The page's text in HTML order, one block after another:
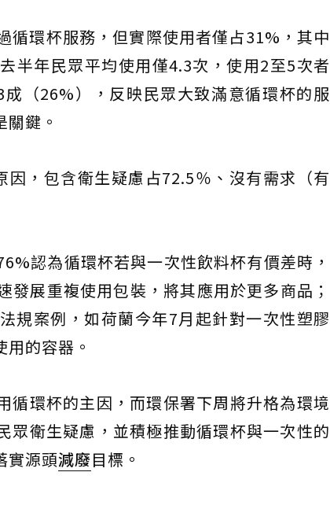
循環杯服務，但實際使用者僅占31%，其中
半年民眾平均使用僅4.3次，使用2至5次者
（26%），反映民眾大致滿意循環杯的服
鍵。
，包含衛生疑慮占72.5％、沒有需求（有
認為循環杯若與一次性飲料杯有價差時，
展重複使用包裝，將其應用於更多商品；
規案例，如荷蘭今年7月起針對一次性塑膠
的容器。
循環杯的主因，而環保署下周將升格為環境
眾衛生疑慮，並積極推動循環杯與一次性的
實源頭減廢目標。